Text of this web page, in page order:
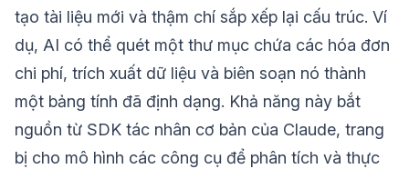
tạo tài liệu mới và thậm chí sắp xếp lại cấu trúc. Ví
dụ, AI có thể quét một thư mục chứa các hóa đơn
chi phí, trích xuất dữ liệu và biên soạn nó thành
một bảng tính đã định dạng. Khả năng này bắt
nguồn từ SDK tác nhân cơ bản của Claude, trang
bị cho mô hình các công cụ để phân tích và thực